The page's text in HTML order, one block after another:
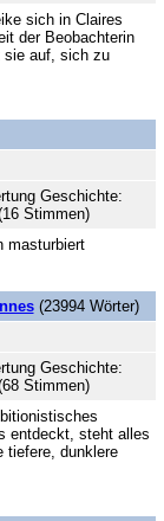
sich in Claires
der Beobachterin
sie auf, sich zu
Geschichte:
Stimmen)
masturbiert
(23994 Wörter)
Geschichte:
Stimmen)
entdeckt, steht alles
tiefere, dunklere